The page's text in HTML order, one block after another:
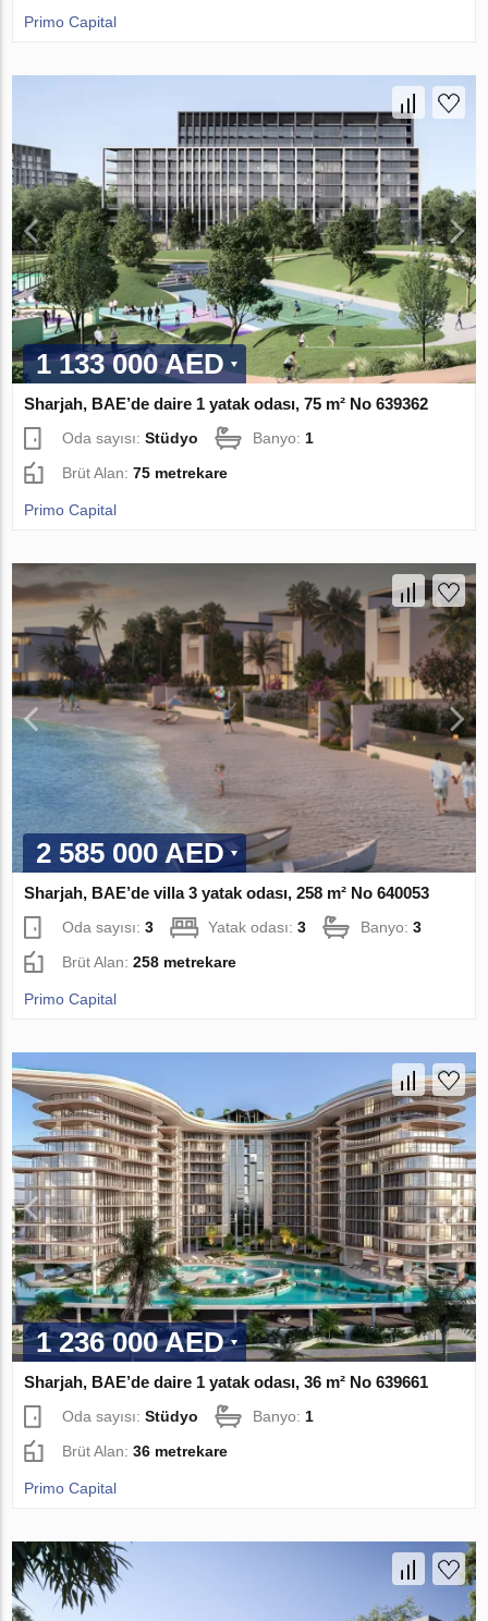
Primo Capital
1 133 000 AED
Sharjah, BAE’de daire 1 yatak odası, 75 m² No 639362
Oda sayısı:Stüdyo Banyo:1
Brüt Alan:75 metrekare
Primo Capital
2 585 000 AED
Sharjah, BAE’de villa 3 yatak odası, 258 m² No 640053
Oda sayısı:3 Yatak odası:3 Banyo:3
Brüt Alan:258 metrekare
Primo Capital
1 236 000 AED
Sharjah, BAE’de daire 1 yatak odası, 36 m² No 639661
Oda sayısı:Stüdyo Banyo: 1
Brüt Alan:36 metrekare
Primo Capital